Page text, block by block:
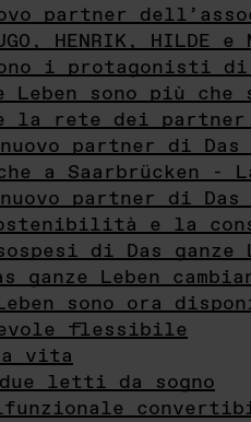
partner
HENRIK, HILDE e
sono i protagonisti
Leben sono più
la rete dei
partner di Das
a Saarbrücken -
partner di Das
e la
di Das ganze
ganze Leben
sono ora
flessibile
vita
due letti da sogno